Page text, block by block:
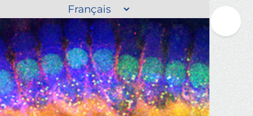
Choisir
une
langue
Toggle
Sliding
Bar
Area